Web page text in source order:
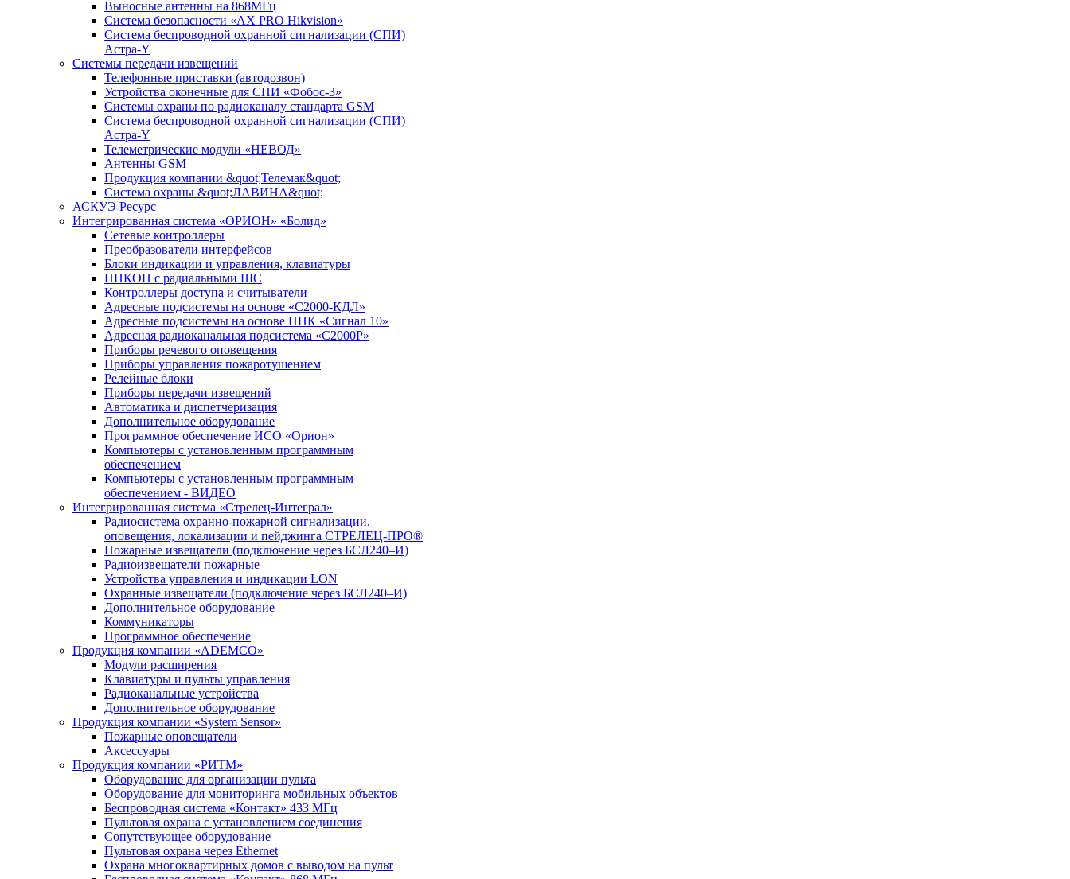
Выносные антенны на 868МГц
Система безопасности «AX PRO Hikvision»
Система беспроводной охранной сигнализации (СПИ)
Астра-Y
Системы передачи извещений
Телефонные приставки (автодозвон)
Устройства оконечные для СПИ «Фобос-3»
Системы охраны по радиоканалу стандарта GSM
Система беспроводной охранной сигнализации (СПИ)
Астра-Y
Телеметрические модули «НЕВОД»
Антенны GSM
Продукция компании &quot;Телемак&quot;
Система охраны &quot;ЛАВИНА&quot;
АСКУЭ Ресурс
Интегрированная система «ОРИОН» «Болид»
Сетевые контроллеры
Преобразователи интерфейсов
Блоки индикации и управления, клавиатуры
ППКОП с радиальными ШС
Контроллеры доступа и считыватели
Адресные подсистемы на основе «С2000-КДЛ»
Адресные подсистемы на основе ППК «Сигнал 10»
Адресная радиоканальная подсистема «С2000Р»
Приборы речевого оповещения
Приборы управления пожаротушением
Релейные блоки
Приборы передачи извещений
Автоматика и диспетчеризация
Дополнительное оборудование
Программное обеспечение ИСО «Орион»
Компьютеры с установленным программным
обеспечением
Компьютеры с установленным программным
обеспечением - ВИДЕО
Интегрированная система «Стрелец-Интеграл»
Радиосистема охранно-пожарной сигнализации,
оповещения, локализации и пейджинга СТРЕЛЕЦ-ПРО®
Пожарные извещатели (подключение через БСЛ240–И)
Радиоизвещатели пожарные
Устройства управления и индикации LON
Охранные извещатели (подключение через БСЛ240–И)
Дополнительное оборудование
Коммуникаторы
Программное обеспечение
Продукция компании «ADEMCO»
Модули расширения
Клавиатуры и пульты управления
Радиоканальные устройства
Дополнительное оборудование
Продукция компании «System Sensor»
Пожарные оповещатели
Аксессуары
Продукция компании «РИТМ»
Оборудование для организации пульта
Оборудование для мониторинга мобильных объектов
Беспроводная система «Контакт» 433 МГц
Пультовая охрана с установлением соединения
Сопутствующее оборудование
Пультовая охрана через Ethernet
Охрана многоквартирных домов с выводом на пульт